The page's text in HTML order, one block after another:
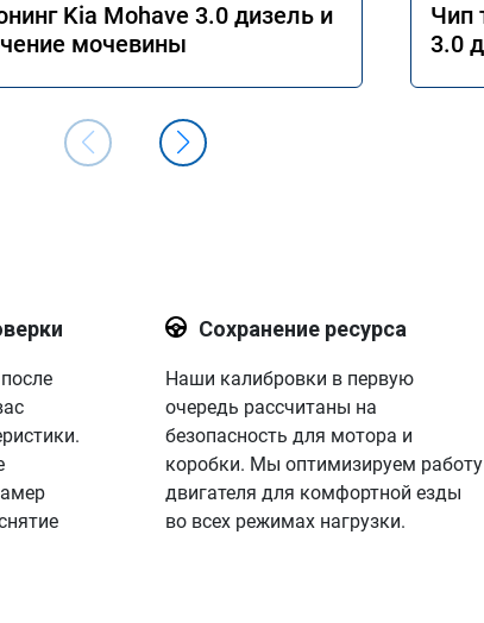
Kia Mohave 3.0 дизель и
мочевины
Чип
3.0
Сохранение ресурса
Наши калибровки в первую
очередь рассчитаны на
безопасность для мотора и
коробки. Мы оптимизируем работу
двигателя для комфортной езды
во всех режимах нагрузки.